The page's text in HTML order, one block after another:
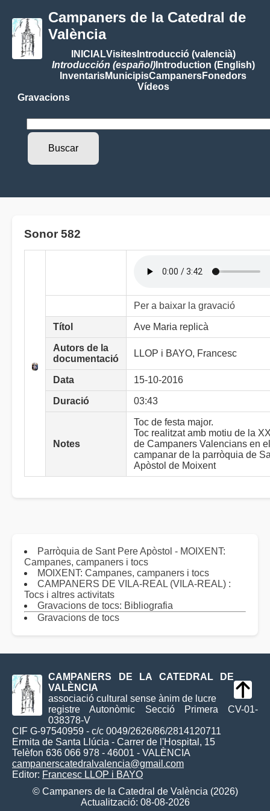
Campaners de la Catedral de
València
INICIALVisitesIntroducció (valencià)
Introducción (español)Introduction (English)
InventarisMunicipisCampanersFonedors
Vídeos
Gravacions
Sonor 582
Per a baixar la gravació
Títol Ave Maria replicà
Autors de la
documentació
LLOP i BAYO, Francesc
Data 15-10-2016
Duració 03:43
Notes
Toc de festa major.
Toc realitzat amb motiu de la
de Campaners Valencians en el
campanar de la parròquia de
Apòstol de Moixent
Parròquia de Sant Pere Apòstol - MOIXENT:
Campanes, campaners i tocs
MOIXENT: Campanes, campaners i tocs
CAMPANERS DE VILA-REAL (VILA-REAL) :
Tocs i altres activitats
Gravacions de tocs: Bibliografia
Gravacions de tocs
CAMPANERS DE LA CATEDRAL DE
VALÈNCIA
associació cultural sense ànim de lucre
registre Autonòmic Secció Primera CV-01-
038378-V
CIF G-97540959 - c/c 0049/2626/86/2814120711
Ermita de Santa Llúcia - Carrer de l'Hospital, 15
Telèfon 636 066 978 - 46001 - VALÈNCIA
campanerscatedralvalencia@gmail.com
Editor: Francesc LLOP i BAYO
© Campaners de la Catedral de València (2026)
Actualització: 08-08-2026